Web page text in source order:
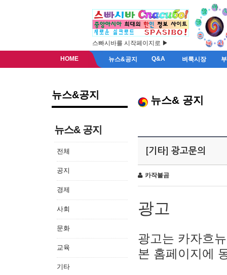
스빠시바를 시작페이지로 ▶
HOME 뉴스&공지 Q&A 벼룩시장
뉴스&공지
뉴스& 공지
전체
공지
경제
사회
문화
교육
기타
뉴스& 공지
[기타] 광고문의
카작불곰
광고
광고는 카자흐
본 홈페이지에